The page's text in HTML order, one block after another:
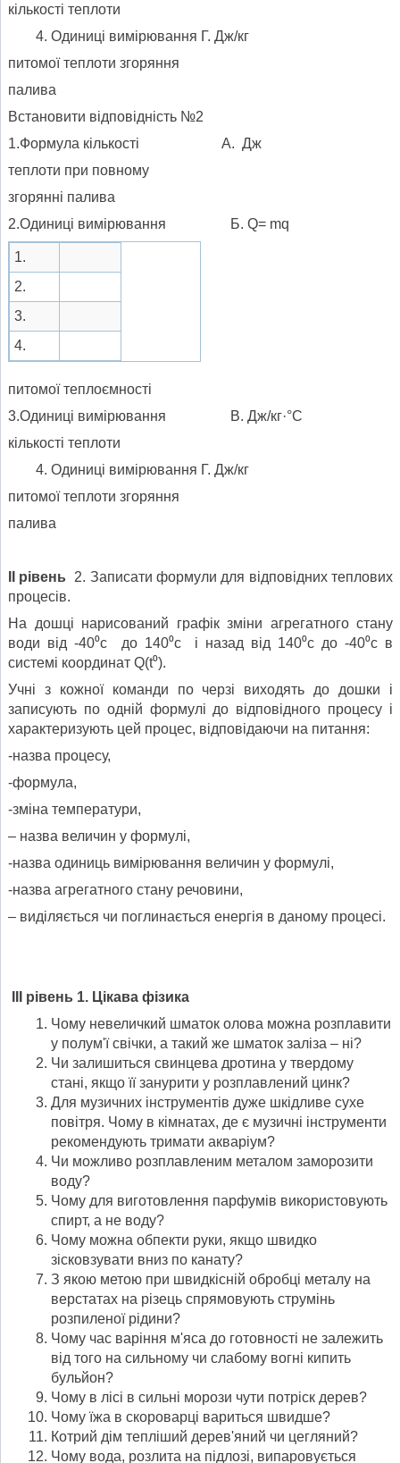
кількості теплоти
Одиниці вимірювання Г. Дж/кг
питомої теплоти згоряння
палива
Встановити відповідність №2
1.Формула кількості А. Дж
теплоти при повному
згорянні палива
2.Одиниці вимірювання Б. Q= mq
1.
2.
3.
4.
питомої теплоємності
3.Одиниці вимірювання В. Дж/кг·°С
кількості теплоти
Одиниці вимірювання Г. Дж/кг
питомої теплоти згоряння
палива
ІІ рівень
2. Записати формули для відповідних теплових
процесів.
На дошці нарисований графік зміни агрегатного стану
води від -40⁰с до 140⁰с і назад від 140⁰с до -40⁰с в
системі координат Q(t⁰).
Учні з кожної команди по черзі виходять до дошки і
записують по одній формулі до відповідного процесу і
характеризують цей процес, відповідаючи на питання:
-назва процесу,
-формула,
-зміна температури,
– назва величин у формулі,
-назва одиниць вимірювання величин у формулі,
-назва агрегатного стану речовини,
– виділяється чи поглинається енергія в даному процесі.
ІІІ рівень 1. Цікава фізика
Чому невеличкий шматок олова можна розплавити
у полумʹї свічки, а такий же шматок заліза – ні?
Чи залишиться свинцева дротина у твердому
стані, якщо її занурити у розплавлений цинк?
Для музичних інструментів дуже шкідливе сухе
повітря. Чому в кімнатах, де є музичні інструменти
рекомендують тримати акваріум?
Чи можливо розплавленим металом заморозити
воду?
Чому для виготовлення парфумів використовують
спирт, а не воду?
Чому можна обпекти руки, якщо швидко
зісковзувати вниз по канату?
З якою метою при швидкісній обробці металу на
верстатах на різець спрямовують струмінь
розпиленої рідини?
Чому час варіння мʹяса до готовності не залежить
від того на сильному чи слабому вогні кипить
бульйон?
Чому в лісі в сильні морози чути потріск дерев?
Чому їжа в скороварці вариться швидше?
Котрий дім тепліший деревʹяний чи цегляний?
Чому вода, розлита на підлозі, випаровується